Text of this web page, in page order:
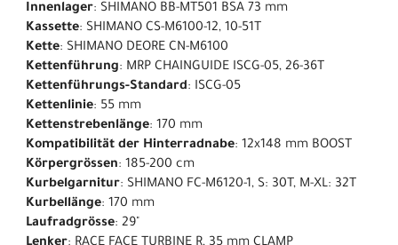
Innenlager: SHIMANO BB-MT501 BSA 73 mm
Kassette: SHIMANO CS-M6100-12, 10-51T
Kette: SHIMANO DEORE CN-M6100
Kettenführung: MRP CHAINGUIDE ISCG-05, 26-36T
Kettenführungs-Standard: ISCG-05
Kettenlinie: 55 mm
Kettenstrebenlänge: 170 mm
Kompatibilität der Hinterradnabe: 12x148 mm BOOST
Körpergrössen: 185-200 cm
Kurbelgarnitur: SHIMANO FC-M6120-1, S: 30T, M-XL: 32T
Kurbellänge: 170 mm
Laufradgrösse: 29"